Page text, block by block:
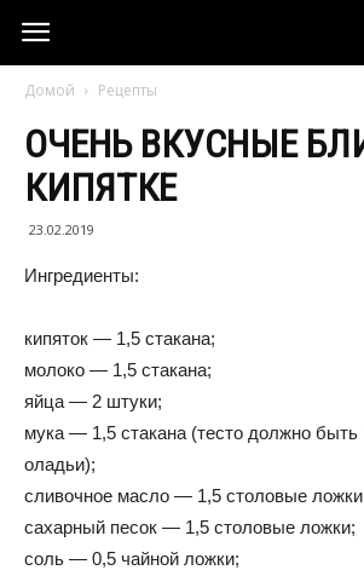
Домой Рецепты
ОЧЕНЬ ВКУСНЫЕ
КИПЯТКЕ
23.02.2019
Ингредиенты:
кипяток — 1,5 стакана;
молоко — 1,5 стакана;
яйца — 2 штуки;
мука — 1,5 стакана (тесто должно
оладьи);
сливочное масло — 1,5 столовые
сахарный песок — 1,5 столовые ложки;
соль — 0,5 чайной ложки;